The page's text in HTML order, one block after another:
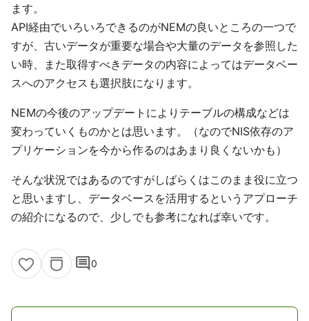
ます。
API経由でいろいろできるのがNEMの良いところの一つで
すが、古いデータが重要な場合や大量のデータを参照した
い時、また取得すべきデータの内容によってはデータベー
スへのアクセスも選択肢になります。
NEMの今後のアップデートによりテーブルの構成などは
変わっていくものかとは思います。（なのでNIS依存のア
プリケーションを今から作るのはあまり良くないかも）
そんな状況ではあるのですがしばらくはこのまま役に立つ
と思いますし、データベースを活用するというアプローチ
の紹介になるので、少しでも参考になれば幸いです。
comment0